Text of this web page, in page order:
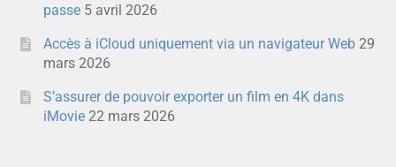
passe 5 avril 2026
Accès à iCloud uniquement via un navigateur Web 29
mars 2026
S’assurer de pouvoir exporter un film en 4K dans
iMovie 22 mars 2026